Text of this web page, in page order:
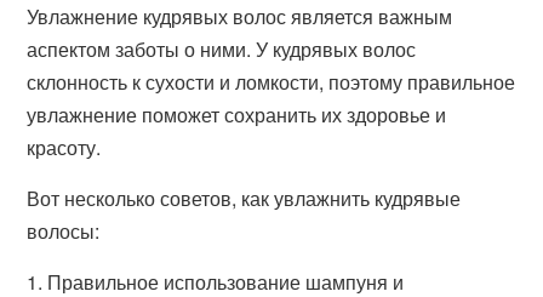
Увлажнение кудрявых волос является важным
аспектом заботы о ними. У кудрявых волос
склонность к сухости и ломкости, поэтому правильное
увлажнение поможет сохранить их здоровье и
красоту.
Вот несколько советов, как увлажнить кудрявые
волосы:
1. Правильное использование шампуня и